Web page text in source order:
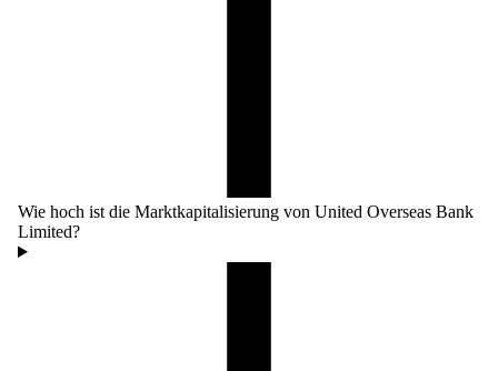
Wie hoch ist die Marktkapitalisierung von United Overseas Bank
Limited?